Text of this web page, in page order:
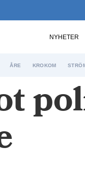
NYHETER
ÅRE KROKOM